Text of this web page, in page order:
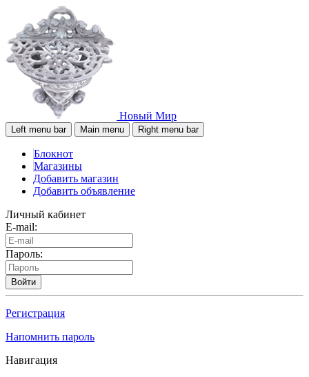
Новый Мир
Left menu bar Main menu Right menu bar
Блокнот
Магазины
Добавить магазин
Добавить объявление
Личный кабинет
E-mail:
Пароль:
Войти
Регистрация
Напомнить пароль
Навигация